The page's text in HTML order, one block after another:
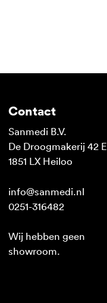
Contact
Sanmedi B.V.
De Droogmakerij 42 E
1851 LX Heiloo
info@sanmedi.nl
0251-316482
Wij hebben geen
showroom.